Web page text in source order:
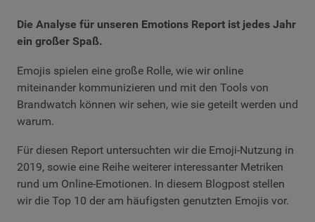
Die Analyse für unseren Emotions Report ist jedes Jahr
ein großer Spaß.
Emojis spielen eine große Rolle, wie wir online
miteinander kommunizieren und mit den Tools von
Brandwatch können wir sehen, wie sie geteilt werden und
warum.
Für diesen Report untersuchten wir die Emoji-Nutzung in
2019, sowie eine Reihe weiterer interessanter Metriken
rund um Online-Emotionen. In diesem Blogpost stellen
wir die Top 10 der am häufigsten genutzten Emojis vor.